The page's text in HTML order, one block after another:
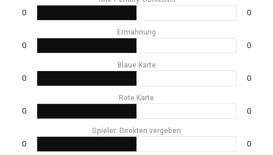
0 0
Ermahnung
0 0
Blaue Karte
0 0
Rote Karte
0 0
Spieler: Direkten vergeben
0 0